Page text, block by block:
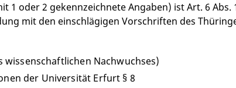
oder 2 gekennzeichnete Angaben) ist Art. 6 Abs.
mit den einschlägigen Vorschriften des
wissenschaftlichen Nachwuchses)
der Universität Erfurt § 8